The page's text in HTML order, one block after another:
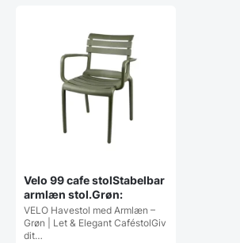
Velo 99 cafe stolStabelbar
armlæn stol.Grøn:
VELO Havestol med Armlæn –
Grøn | Let & Elegant CaféstolGiv
dit…